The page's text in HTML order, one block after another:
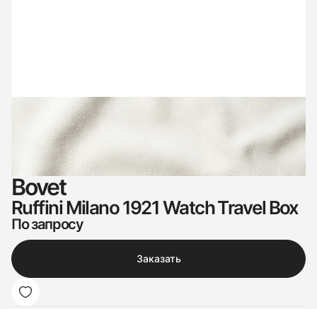
Bovet
Ruffini Milano 1921 Watch Travel Box
По запросу
Заказать